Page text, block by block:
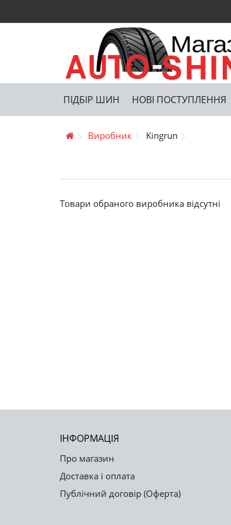
ПІДБІР ШИН НОВІ ПОСТУПЛЕННЯ
Виробник Kingrun
Товари обраного виробника відсутні
ІНФОРМАЦІЯ
Про магазин
Доставка і оплата
Публічний договір (Оферта)